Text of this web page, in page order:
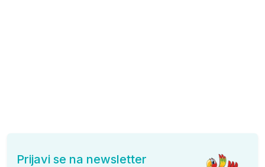
Prijavi se na newsletter